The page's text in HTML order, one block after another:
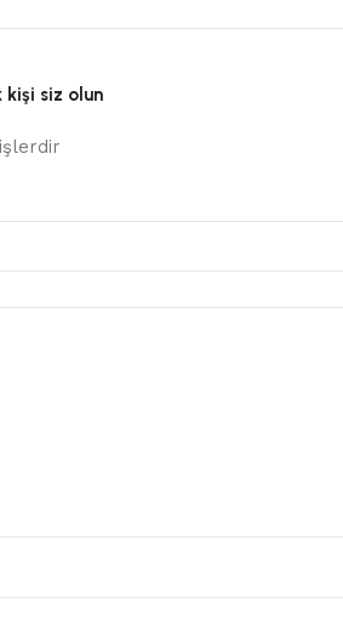
kişi siz olun